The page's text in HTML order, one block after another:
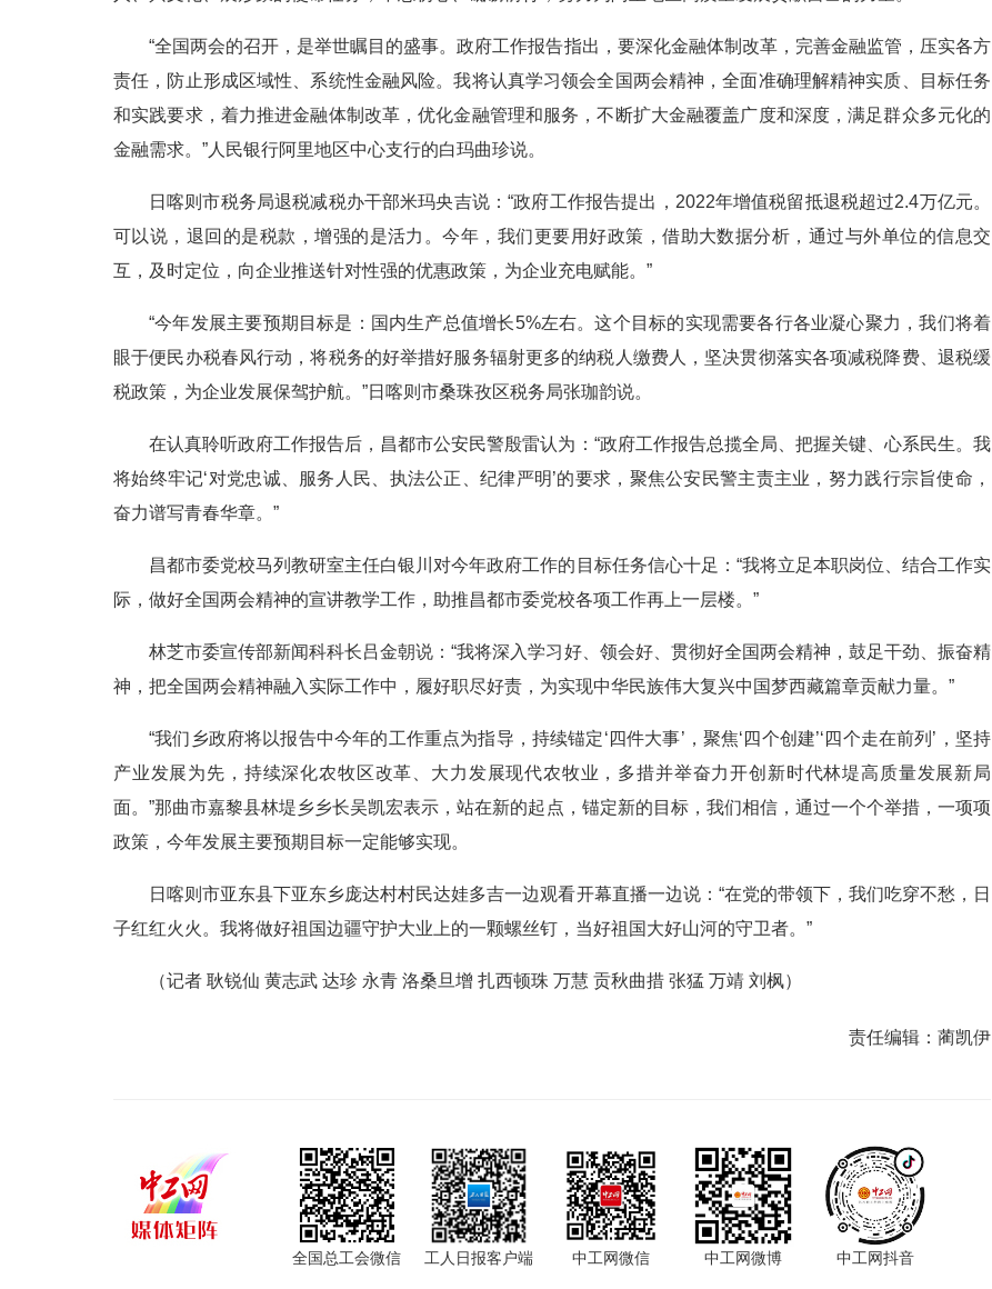
“全国两会的召开，是举世瞩目的盛事。政府工作报告指出，要深化金融体制改革，完善金融监管，压实各方
责任，防止形成区域性、系统性金融风险。我将认真学习领会全国两会精神，全面准确理解精神实质、目标任务
和实践要求，着力推进金融体制改革，优化金融管理和服务，不断扩大金融覆盖广度和深度，满足群众多元化的
金融需求。”人民银行阿里地区中心支行的白玛曲珍说。
日喀则市税务局退税减税办干部米玛央吉说：“政府工作报告提出，2022年增值税留抵退税超过2.4万亿元。
可以说，退回的是税款，增强的是活力。今年，我们更要用好政策，借助大数据分析，通过与外单位的信息交
互，及时定位，向企业推送针对性强的优惠政策，为企业充电赋能。”
“今年发展主要预期目标是：国内生产总值增长5%左右。这个目标的实现需要各行各业凝心聚力，我们将着
眼于便民办税春风行动，将税务的好举措好服务辐射更多的纳税人缴费人，坚决贯彻落实各项减税降费、退税缓
税政策，为企业发展保驾护航。”日喀则市桑珠孜区税务局张珈韵说。
在认真聆听政府工作报告后，昌都市公安民警殷雷认为：“政府工作报告总揽全局、把握关键、心系民生。我
将始终牢记‘对党忠诚、服务人民、执法公正、纪律严明’的要求，聚焦公安民警主责主业，努力践行宗旨使命，
奋力谱写青春华章。”
昌都市委党校马列教研室主任白银川对今年政府工作的目标任务信心十足：“我将立足本职岗位、结合工作实
际，做好全国两会精神的宣讲教学工作，助推昌都市委党校各项工作再上一层楼。”
林芝市委宣传部新闻科科长吕金朝说：“我将深入学习好、领会好、贯彻好全国两会精神，鼓足干劲、振奋精
神，把全国两会精神融入实际工作中，履好职尽好责，为实现中华民族伟大复兴中国梦西藏篇章贡献力量。”
“我们乡政府将以报告中今年的工作重点为指导，持续锚定‘四件大事’，聚焦‘四个创建’‘四个走在前列’，坚持
产业发展为先，持续深化农牧区改革、大力发展现代农牧业，多措并举奋力开创新时代林堤高质量发展新局
面。”那曲市嘉黎县林堤乡乡长吴凯宏表示，站在新的起点，锚定新的目标，我们相信，通过一个个举措，一项项
政策，今年发展主要预期目标一定能够实现。
日喀则市亚东县下亚东乡庞达村村民达娃多吉一边观看开幕直播一边说：“在党的带领下，我们吃穿不愁，日
子红红火火。我将做好祖国边疆守护大业上的一颗螺丝钉，当好祖国大好山河的守卫者。”
（记者 耿锐仙 黄志武 达珍 永青 洛桑旦增 扎西顿珠 万慧 贡秋曲措 张猛 万靖 刘枫）
责任编辑： 蔺凯伊
全国总工会微信 工人日报客户端 中工网微信 中工网微博 中工网抖音